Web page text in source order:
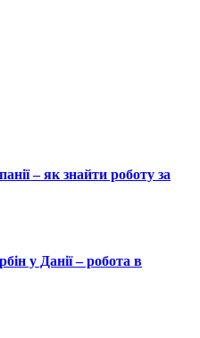
– як знайти роботу за
у Данії – робота в